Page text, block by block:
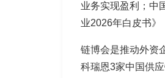
业务实现盈利；中
业2026年白皮书》
链博会是推动外资
科瑞恩3家中国供